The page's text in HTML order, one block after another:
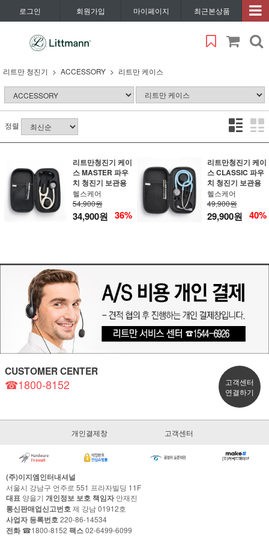
로그인 회원가입 마이페이지 최근본상품
리트만 청진기 ACCESSORY 리트만 케이스
정렬
리트만청진기 케이
스 MASTER 파우
치 청진기 보관용
헬스케어
54,900원
34,900원 36%
리트만청진기 케이
스 CLASSIC 파우
치 청진기 보관용
헬스케어
49,900원
29,900원 40%
CUSTOMER CENTER
☎1800-8152
고객센터
연결하기
개인결제창 고객센터
(주)이지엠인터내셔널
서울시 강남구 언주로 551 프라자빌딩 11F
대표 양을기 개인정보 보호 책임자안재진
통신판매업신고번호제 강남 01912호
사업자 등록번호220-86-14534
전화☎1800-8152 팩스02-6499-6099